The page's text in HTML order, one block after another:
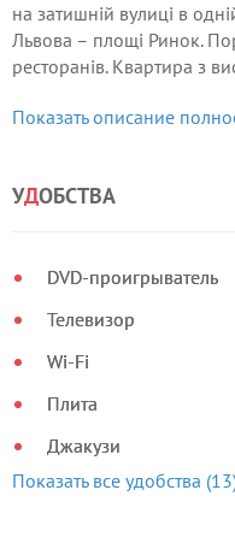
на затишній вулиці в
Львова – площі Ринок.
ресторанів. Квартира з
Опис кімнат:
сон.
Показать описание
УДОБСТВА
DVD-проигрыватель
Телевизор
Wi-Fi
Плита
Джакузи
Показать все удобства